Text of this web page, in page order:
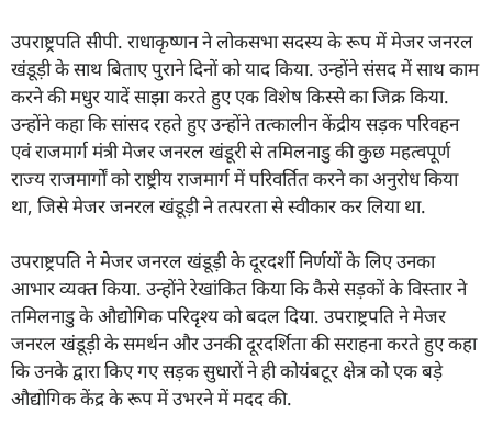
उपराष्ट्रपति सीपी. राधाकृष्णन ने लोकसभा सदस्य के रूप में मेजर जनरल
खंडूड़ी के साथ बिताए पुराने दिनों को याद किया. उन्होंने संसद में साथ काम
करने की मधुर यादें साझा करते हुए एक विशेष किस्से का जिक्र किया.
उन्होंने कहा कि सांसद रहते हुए उन्होंने तत्कालीन केंद्रीय सड़क परिवहन
एवं राजमार्ग मंत्री मेजर जनरल खंडूरी से तमिलनाडु की कुछ महत्वपूर्ण
राज्य राजमार्गों को राष्ट्रीय राजमार्ग में परिवर्तित करने का अनुरोध किया
था, जिसे मेजर जनरल खंडूड़ी ने तत्परता से स्वीकार कर लिया था.
उपराष्ट्रपति ने मेजर जनरल खंडूड़ी के दूरदर्शी निर्णयों के लिए उनका
आभार व्यक्त किया. उन्होंने रेखांकित किया कि कैसे सड़कों के विस्तार ने
तमिलनाडु के औद्योगिक परिदृश्य को बदल दिया. उपराष्ट्रपति ने मेजर
जनरल खंडूड़ी के समर्थन और उनकी दूरदर्शिता की सराहना करते हुए कहा
कि उनके द्वारा किए गए सड़क सुधारों ने ही कोयंबटूर क्षेत्र को एक बड़े
औद्योगिक केंद्र के रूप में उभरने में मदद की.